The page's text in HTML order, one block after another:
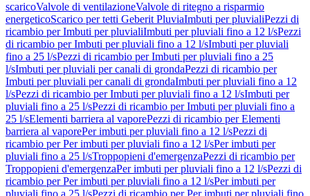
scaricoValvole di ventilazioneValvole di ritegno a risparmio
energeticoScarico per tetti Geberit PluviaImbuti per pluvialiPezzi di
ricambio per Imbuti per pluvialiImbuti per pluviali fino a 12 l/sPezzi
di ricambio per Imbuti per pluviali fino a 12 l/sImbuti per pluviali
fino a 25 l/sPezzi di ricambio per Imbuti per pluviali fino a 25
l/sImbuti per pluviali per canali di grondaPezzi di ricambio per
Imbuti per pluviali per canali di grondaImbuti per pluviali fino a 12
l/sPezzi di ricambio per Imbuti per pluviali fino a 12 l/sImbuti per
pluviali fino a 25 l/sPezzi di ricambio per Imbuti per pluviali fino a
25 l/sElementi barriera al vaporePezzi di ricambio per Elementi
barriera al vaporePer imbuti per pluviali fino a 12 l/sPezzi di
ricambio per Per imbuti per pluviali fino a 12 l/sPer imbuti per
pluviali fino a 25 l/sTroppopieni d'emergenzaPezzi di ricambio per
Troppopieni d'emergenzaPer imbuti per pluviali fino a 12 l/sPezzi di
ricambio per Per imbuti per pluviali fino a 12 l/sPer imbuti per
pluviali fino a 25 l/sPezzi di ricambio per Per imbuti per pluviali fino